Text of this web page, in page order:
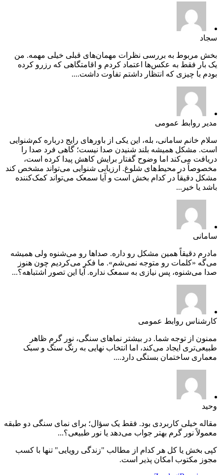
سجاد
بخش مربوط به بررسی نظرات مهمان‌های قبلی خیلی مهمه. من
یک بار فقط به عکس‌ها اعتماد کردم و اقامتگاهی که رزرو کرده
بودم با چیزی که انتظار داشتم تفاوت داشت....
مدیر روابط عمومی
سلام خانم سامانی، بله، این یکی از باورهای رایج درباره کم‌شنوایی
است. مشکل همیشه بلند شنیدن صدا نیست؛ گاهی فرد صدا را
دریافت می‌کند اما وضوح گفتار برایش کاهش پیدا کرده است،
مخصوصاً در محیط‌های شلوغ. ارزیابی شنوایی می‌تواند مشخص کند
مشکل دقیقاً در کدام بخش است و آیا سمعک می‌تواند کمک‌کننده
باشد یا خیر...
سامانی
مادرم دقیقاً همین مشکل رو داره. صداها رو می‌شنوه ولی همیشه
می‌گه «کلمات رو متوجه نمی‌شم». ما فکر می‌کردیم چون هنوز
صدا می‌شنوه، پس نیازی به سمعک نداره. آیا این تصور اشتباهه؟...
کارشناس روابط عمومی
ممنون از توجه شما. در بیشتر نماهای سنگی، نور گرم ظاهر
طبیعی‌تری ایجاد می‌کند، اما انتخاب نهایی به رنگ سنگ و سبک
معماری ساختمان بستگی دارد....
وحید
مقاله خیلی کاربردی بود. فقط یک سؤال؛ برای نمای سنگی دو طبقه
معمولاً نور گرم بهتر جواب می‌دهد یا نور طبیعی؟...
کپی بخش یا کل هر کدام از مطالب "زندگی رویایی" تنها با کسب
مجوز مکتوب امکان پذیر است.